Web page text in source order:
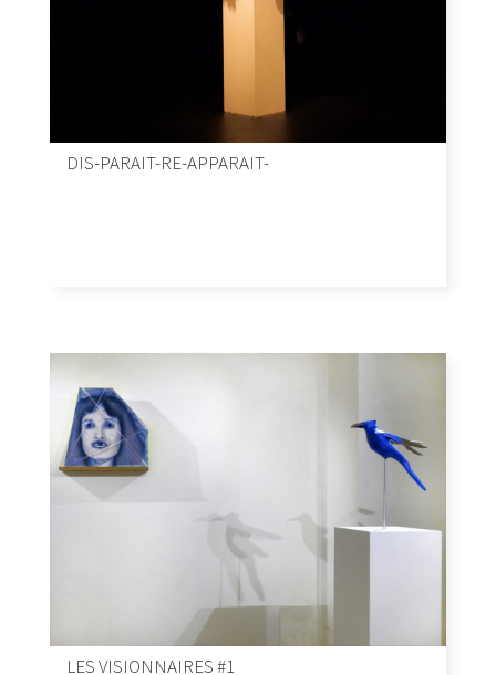
DIS-PARAIT-RE-APPARAIT-
LES VISIONNAIRES #1